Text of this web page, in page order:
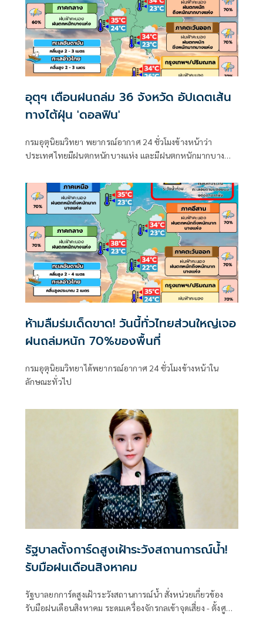
อุตุฯ เตือนฝนถล่ม 36 จังหวัด อัปเดตเส้น
ทางไต้ฝุ่น 'ดอลฟิน'
กรมอุตุนิยมวิทยา พยากรณ์อากาศ 24 ชั่วโมงข้างหน้าว่า
ประเทศไทยมีฝนตกหนักบางแห่ง และมีฝนตกหนักมากบาง
ห้ามลืมร่มเด็ดขาด! วันนี้ทั่วไทยส่วนใหญ่เจอ
ฝนถล่มหนัก 70%ของพื้นที่
กรมอุตุนิยมวิทยาได้พยากรณ์อากาศ 24 ชั่วโมงข้างหน้าใน
ลักษณะทั่วไป
รัฐบาลตั้งการ์ดสูงเฝ้าระวังสถานการณ์น้ำ!
รับมือฝนเดือนสิงหาคม
รัฐบาลยกการ์ดสูงเฝ้าระวังสถานการณ์น้ำ สั่งหน่วยเกี่ยวข้อง
รับมือฝนเดือนสิงหาคม ระดมเครื่องจักรกลเข้าจุดเสี่ยง - ตั้งศูนย์